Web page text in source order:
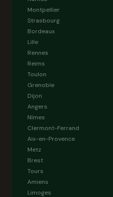
Montpellier
Strasbourg
Bordeaux
Lille
Rennes
Reims
Toulon
Grenoble
Dijon
Angers
Nîmes
Clermont-Ferrand
Aix-en-Provence
Metz
Brest
Tours
Amiens
Limoges